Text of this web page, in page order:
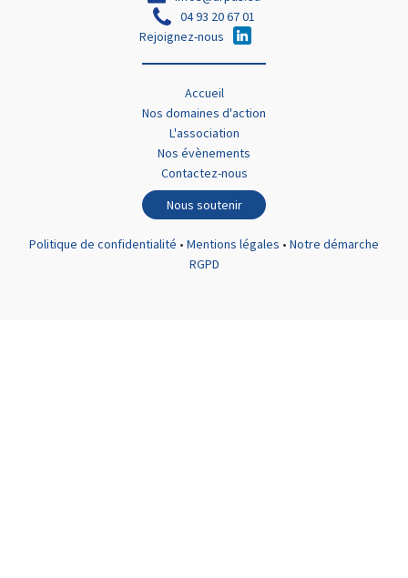
04 93 20 67 01
Rejoignez-nous
Accueil
Nos domaines d'action
L'association
Nos évènements
Contactez-nous
Nous soutenir
Politique de confidentialité • Mentions légales • Notre démarche
RGPD